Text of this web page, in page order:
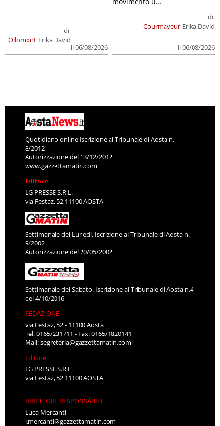
Ollomont
di
Erika David
il 06/08/2026
Courmayeur
di
Erika David
il 06/08/2026
Quotidiano online Iscrizione al Tribunale di Aosta n.
8/2012
Autorizzazione del 13/12/2012
www.gazzettamatin.com
Editore
LG PRESSE S.R.L.
via Festaz, 52 11100 AOSTA
Settimanale del Lunedì. Iscrizione al Tribunale di Aosta n.
9/2002
Autorizzazione del 20/05/2002
Settimanale del Sabato. Iscrizione al Tribunale di Aosta n.4
del 4/10/2016
REDAZIONE
via Festaz, 52 - 11100 Aosta
Tel: 0165/231711 - Fax: 0165/1820141
Mail:segreteria@gazzettamatin.com
Editore
LG PRESSE S.R.L.
via Festaz, 52 11100 AOSTA
DIRETTORE RESPONSABILE
Luca Mercanti
l.mercanti@gazzettamatin.com